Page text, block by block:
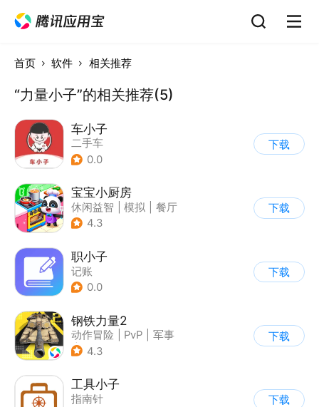
首页 软件 相关推荐
“力量小子”的相关推荐(5)
车小子
二手车
0.0
下载
宝宝小厨房
休闲益智 模拟
餐厅
| 宝宝巴士
4.3
下载
职小子
记账
0.0
下载
钢铁力量2
动作冒险 PvP
军事
| 5v5
4.3
下载
工具小子
指南针
下载